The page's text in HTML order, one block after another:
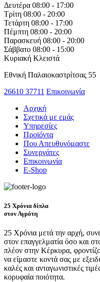
Δευτέρα 08:00 - 17:00
Τρίτη 08:00 - 20:00
Τετάρτη 08:00 - 17:00
Πέμπτη 08:00 - 20:00
Παρασκευή 08:00 - 20:00
Σάββατο 08:00 - 15:00
Κυριακή Κλειστά
Εθνική Παλαιοκαστρίτσας 55
26610 37711 Επικοινωνία
Αρχική
Σχετικά με εμάς
Υπηρεσίες
Προϊόντα
Που Απευθυνόμαστε
Συνεργάτες
Επικοινωνία
E-Shop
25 Χρόνια δίπλα
στον Αγρότη
25 Χρόνια μετά την αρχή,
στον επαγγελματία όσο και
πλέον στην Κέρκυρα,
να είμαστε κοντά σας με
καλές και ανταγωνιστικές
κορυφαία ποιότητα.